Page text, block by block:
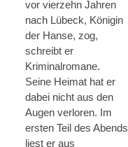
vor vierzehn Jahren
nach Lübeck, Königin
der Hanse, zog,
schreibt er
Kriminalromane.
Seine Heimat hat er
dabei nicht aus den
Augen verloren. Im
ersten Teil des Abends
liest er aus